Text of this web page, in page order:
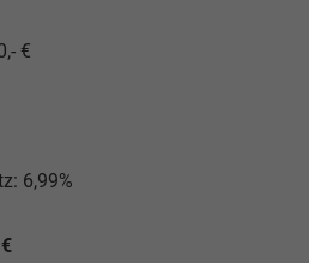
€
6,99%